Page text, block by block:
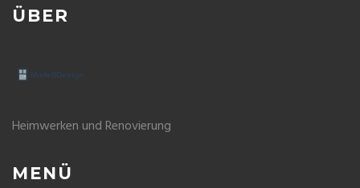
ÜBER
Heimwerken und Renovierung
MENÜ